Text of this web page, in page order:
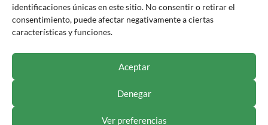
identificaciones únicas en este sitio. No consentir o retirar el
consentimiento, puede afectar negativamente a ciertas
características y funciones.
Aceptar
Denegar
Ver preferencias
Responsable » Ayuntamiento de Luceni. / Finalidad » enviarte
nuestras publicaciones y noticias. / Legitimación » tu
consentimiento. / Destinatarios » solo se realizan cesiones si
derechos de acceso, rectificación, limitación y suprimir los